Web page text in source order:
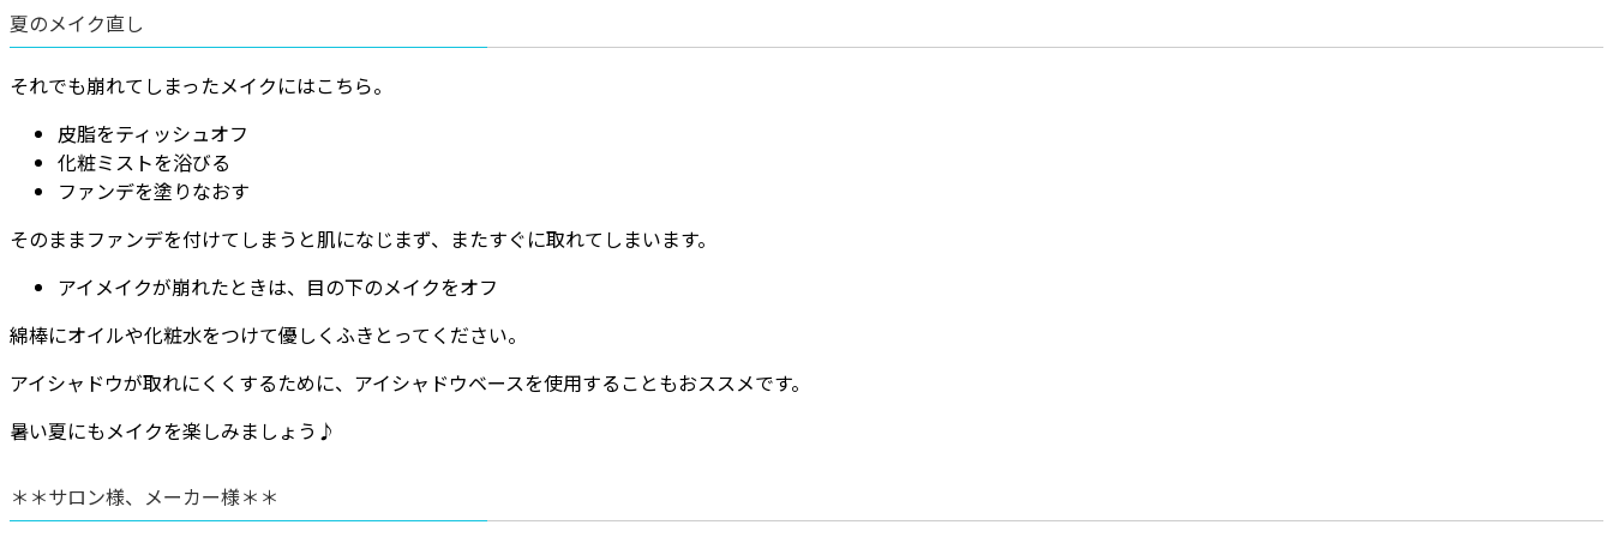
夏のメイク直し
それでも崩れてしまったメイクにはこちら。
皮脂をティッシュオフ
化粧ミストを浴びる
ファンデを塗りなおす
そのままファンデを付けてしまうと肌になじまず、またすぐに取れてしまいます。
アイメイクが崩れたときは、目の下のメイクをオフ
綿棒にオイルや化粧水をつけて優しくふきとってください。
アイシャドウが取れにくくするために、アイシャドウベースを使用することもおススメです。
暑い夏にもメイクを楽しみましょう♪
＊＊サロン様、メーカー様＊＊